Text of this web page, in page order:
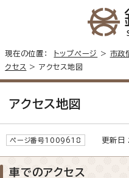
現在の位置： トップページ > 市政
クセス
> アクセス地図
アクセス地図
ページ番号1009618 更新日
車でのアクセス